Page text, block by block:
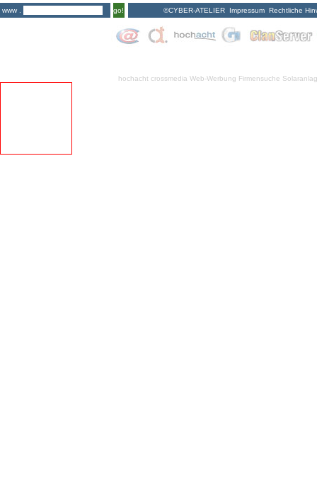
www .
go! ©CYBER-ATELIER Impressum Rechtliche
hochacht crossmedia Web-Werbung Firmensuche